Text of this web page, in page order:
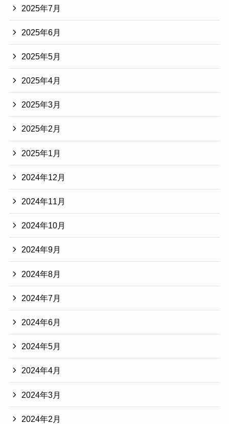
2025年7月
2025年6月
2025年5月
2025年4月
2025年3月
2025年2月
2025年1月
2024年12月
2024年11月
2024年10月
2024年9月
2024年8月
2024年7月
2024年6月
2024年5月
2024年4月
2024年3月
2024年2月